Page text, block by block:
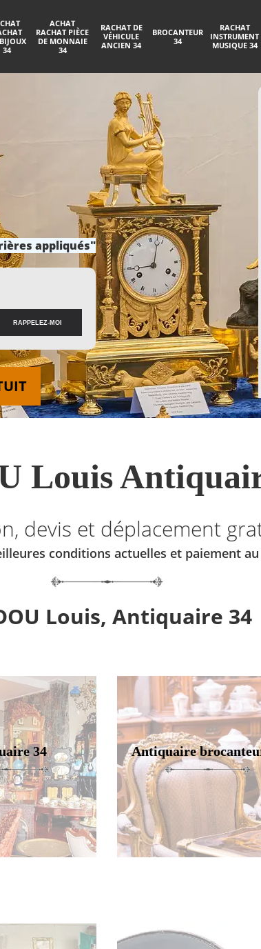
34
ACHAT
RACHAT PIÈCE
DE MONNAIE
34
RACHAT DE
VÉHICULE
ANCIEN 34
BROCANTEUR
34
RACHAT
INSTRUMENT
MUSIQUE 34
appliqués"
Louis
devis et déplacement
conditions actuelles et paiement
Louis, Antiquaire 34
34 Antiquaire